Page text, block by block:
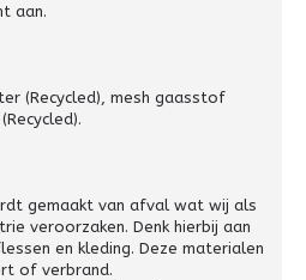
aan.
(Recycled), mesh gaasstof
gemaakt van afval wat wij als
veroorzaken. Denk hierbij aan
en kleding. Deze materialen
of verbrand.